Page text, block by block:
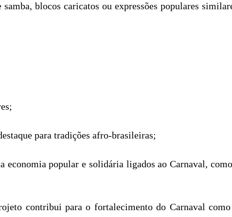
blocos caricatos ou expressões populares
para tradições afro-brasileiras;
economia popular e solidária ligados ao Carnaval,
contribui para o fortalecimento do Carnaval